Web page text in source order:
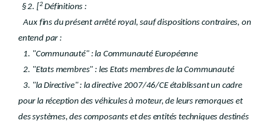
§ 2. [2 Définitions :
Aux fins du présent arrêté royal, sauf dispositions contraires, on
entend par :
1. "Communauté" : la Communauté Européenne
2. "Etats membres" : les Etats membres de la Communauté
3. "la Directive" : la directive 2007/46/CE établissant un cadre
pour la réception des véhicules à moteur, de leurs remorques et
des systèmes, des composants et des entités techniques destinés